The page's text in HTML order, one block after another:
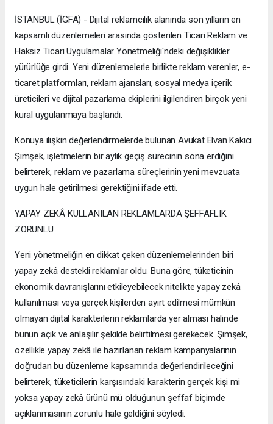
İSTANBUL (İGFA) - Dijital reklamcılık alanında son yılların en
kapsamlı düzenlemeleri arasında gösterilen Ticari Reklam ve
Haksız Ticari Uygulamalar Yönetmeliği'ndeki değişiklikler
yürürlüğe girdi. Yeni düzenlemelerle birlikte reklam verenler, e-
ticaret platformları, reklam ajansları, sosyal medya içerik
üreticileri ve dijital pazarlama ekiplerini ilgilendiren birçok yeni
kural uygulanmaya başlandı.
Konuya ilişkin değerlendirmelerde bulunan Avukat Elvan Kakıcı
Şimşek, işletmelerin bir aylık geçiş sürecinin sona erdiğini
belirterek, reklam ve pazarlama süreçlerinin yeni mevzuata
uygun hale getirilmesi gerektiğini ifade etti.
YAPAY ZEKÂ KULLANILAN REKLAMLARDA ŞEFFAFLIK
ZORUNLU
Yeni yönetmeliğin en dikkat çeken düzenlemelerinden biri
yapay zekâ destekli reklamlar oldu. Buna göre, tüketicinin
ekonomik davranışlarını etkileyebilecek nitelikte yapay zekâ
kullanılması veya gerçek kişilerden ayırt edilmesi mümkün
olmayan dijital karakterlerin reklamlarda yer alması halinde
bunun açık ve anlaşılır şekilde belirtilmesi gerekecek. Şimşek,
özellikle yapay zekâ ile hazırlanan reklam kampanyalarının
doğrudan bu düzenleme kapsamında değerlendirileceğini
belirterek, tüketicilerin karşısındaki karakterin gerçek kişi mi
yoksa yapay zekâ ürünü mü olduğunun şeffaf biçimde
açıklanmasının zorunlu hale geldiğini söyledi.